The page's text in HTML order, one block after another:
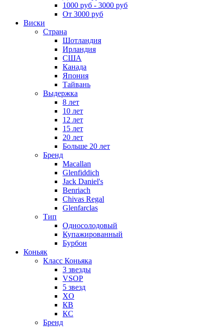
1000 руб - 3000 руб
От 3000 руб
Виски
Страна
Шотландия
Ирландия
США
Канада
Япония
Тайвань
Выдержка
8 лет
10 лет
12 лет
15 лет
20 лет
Больше 20 лет
Бренд
Macallan
Glenfiddich
Jack Daniel's
Benriach
Chivas Regal
Glenfarclas
Тип
Односолодовый
Купажированный
Бурбон
Коньяк
Класс Коньяка
3 звезды
VSOP
5 звезд
XO
КВ
КС
Бренд